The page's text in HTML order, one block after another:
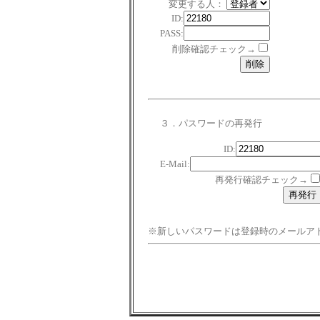
変更する人：
ID:
PASS:
削除確認チェック→
３．パスワードの再発行
ID:
E-Mail:
再発行確認チェック→
※新しいパスワードは登録時のメールア